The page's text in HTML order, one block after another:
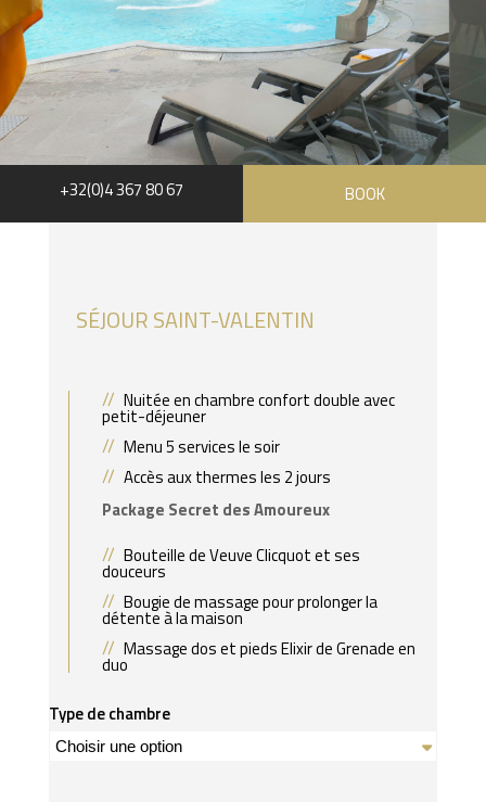
+32(0)4 367 80 67 BOOK
SÉJOUR SAINT-VALENTIN
Nuitée en chambre confort double avec
petit-déjeuner
Menu 5 services le soir
Accès aux thermes les 2 jours
Package Secret des Amoureux
Bouteille de Veuve Clicquot et ses
douceurs
Bougie de massage pour prolonger la
détente à la maison
Massage dos et pieds Elixir de Grenade en
duo
Type de chambre